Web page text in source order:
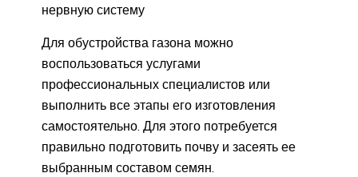
нервную систему
Для обустройства газона можно
воспользоваться услугами
профессиональных специалистов или
выполнить все этапы его изготовления
самостоятельно. Для этого потребуется
правильно подготовить почву и засеять ее
выбранным составом семян.